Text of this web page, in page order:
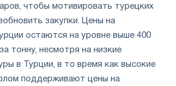
чтобы мотивировать турецких
закупки. Цены на
остаются на уровне выше 400
тонну, несмотря на низкие
в Турции, в то время как высокие
поддерживают цены на